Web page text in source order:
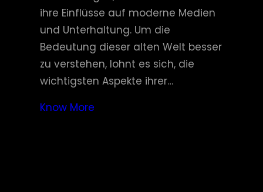
ihre Einflüsse auf moderne Medien
und Unterhaltung. Um die
Bedeutung dieser alten Welt besser
zu verstehen, lohnt es sich, die
wichtigsten Aspekte ihrer…
Know More